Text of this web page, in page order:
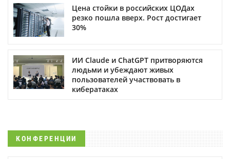
Цена стойки в российских ЦОДах
резко пошла вверх. Рост достигает
30%
ИИ Claude и ChatGPT притворяются
людьми и убеждают живых
пользователей участвовать в
кибератаках
КОНФЕРЕНЦИИ